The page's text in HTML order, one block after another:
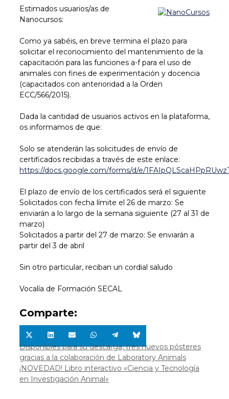
Estimados usuarios/as de
Nanocursos:
Como ya sabéis, en breve termina el plazo para
solicitar el reconocimiento del mantenimiento de la
capacitación para las funciones a-f para el uso de
animales con fines de experimentación y docencia
(capacitados con anterioridad a la Orden
ECC/566/2015).
Dada la cantidad de usuarios activos en la plataforma,
os informamos de que:
Solo se atenderán las solicitudes de envío de
certificados recibidas a través de este enlace:
https://docs.google.com/forms/d/e/
El plazo de envío de los certificados será el siguiente
Solicitados con fecha límite el 26 de marzo: Se
enviarán a lo largo de la semana siguiente (27 al 31 de
marzo)
Solicitados a partir del 27 de marzo: Se enviarán a
partir del 3 de abril
Sin otro particular, reciban un cordial saludo
Vocalía de Formación SECAL
Comparte:
Compartir
en
X
(Twitter)
Compartir
en
LinkedIn
Compartir
en
Email
Compartir
en
WhatsApp
Compartir
en
Telegram
Compartir
en
Bluesky
Disponibles para su descarga, tres nuevos pósteres
gracias a la colaboración de Laboratory Animals
¡NOVEDAD! Libro interactivo «Ciencia y Tecnología
en Investigación Animal»